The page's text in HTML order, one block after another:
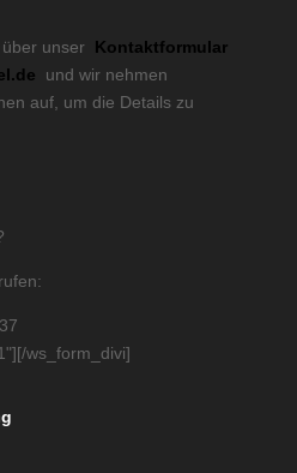
unser Kontaktformular
und wir nehmen
auf, um die Details zu
ws_form_divi]